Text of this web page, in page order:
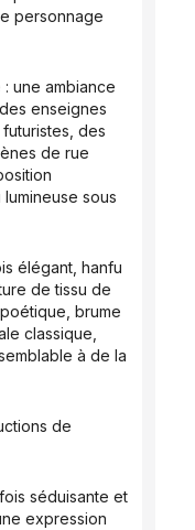
personnage
enseignes
des
de rue
sous
de tissu de
brume
classique,
à de la
expression